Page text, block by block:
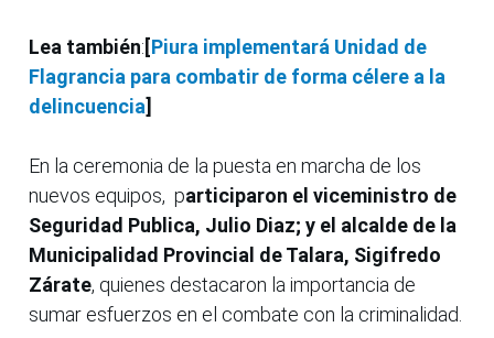
Lea también:[Piura implementará Unidad de
Flagrancia para combatir de forma célere a la
delincuencia]
En la ceremonia de la puesta en marcha de los
nuevos equipos, participaron el viceministro de
Seguridad Publica, Julio Diaz; y el alcalde de la
Municipalidad Provincial de Talara, Sigifredo
Zárate, quienes destacaron la importancia de
sumar esfuerzos en el combate con la criminalidad.